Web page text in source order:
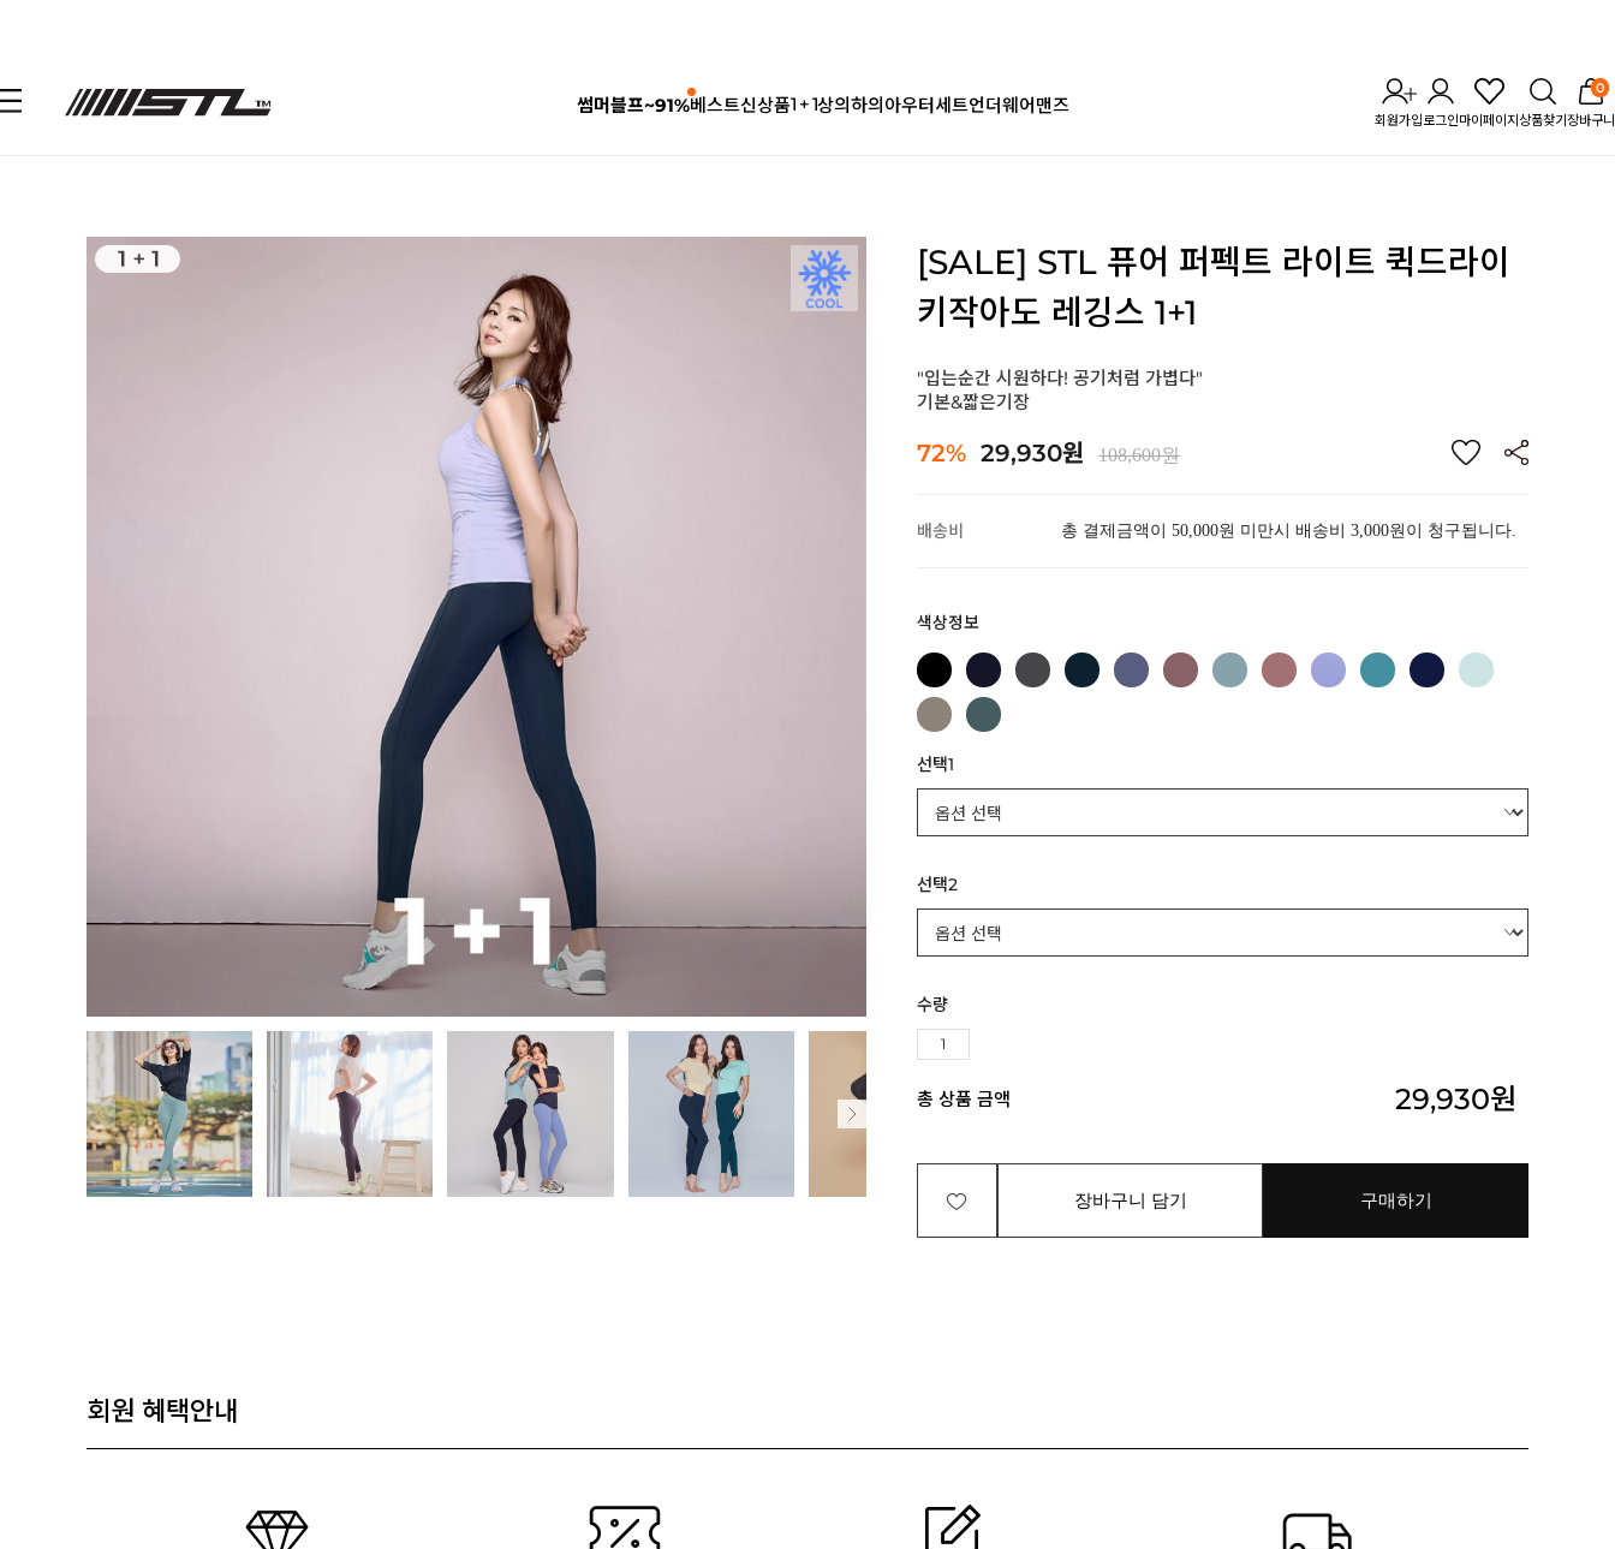
썸머블프~91%베스트신상품1 + 1상의하의아우터세트언더웨어맨즈
회원가입로그인마이페이지 상품찾기
0
장바구니
[SALE] STL 퓨어 퍼펙트 라이트 퀵드라이
키작아도 레깅스 1+1
"입는순간 시원하다! 공기처럼 가볍다"
기본&짧은기장
72% 29,930원 108,600원
배송비 총 결제금액이 50,000원 미만시 배송비 3,000원이 청구됩니다.
색상정보
선택1
선택2
수량
총 상품 금액 29,930원
장바구니 담기 구매하기
회원 혜택안내